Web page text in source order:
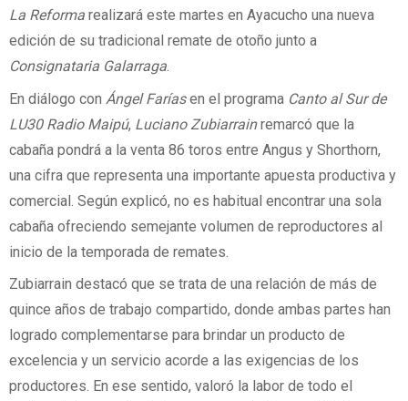
La Reforma realizará este martes en Ayacucho una nueva
edición de su tradicional remate de otoño junto a
Consignataria Galarraga.
En diálogo con Ángel Faríasen el programa Canto al Sur de
LU30 Radio Maipú, Luciano Zubiarrainremarcó que la
cabaña pondrá a la venta 86 toros entre Angus y Shorthorn,
una cifra que representa una importante apuesta productiva y
comercial. Según explicó, no es habitual encontrar una sola
cabaña ofreciendo semejante volumen de reproductores al
inicio de la temporada de remates.
Zubiarrain destacó que se trata de una relación de más de
quince años de trabajo compartido, donde ambas partes han
logrado complementarse para brindar un producto de
excelencia y un servicio acorde a las exigencias de los
productores. En ese sentido, valoró la labor de todo el